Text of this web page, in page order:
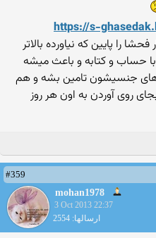
https://s-
را پایین که نیاورده بالاتر
حساب و کتابه و باعث میشه
جنسیشون تامین بشه و هم
روی آوردن به اون هر روز
#359
mohan1978
3 Oct 2013 22:37
ارسالها: 2554